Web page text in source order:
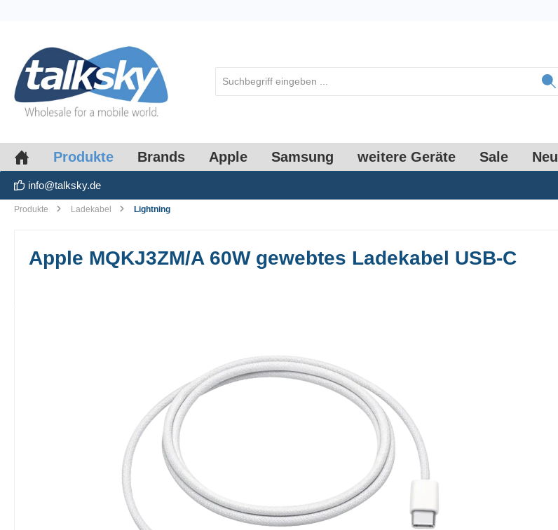
Produkte Brands Apple Samsung weitere Geräte Sale Neu
info@talksky.de
Produkte Ladekabel Lightning
Apple MQKJ3ZM/A 60W gewebtes Ladekabel USB-C